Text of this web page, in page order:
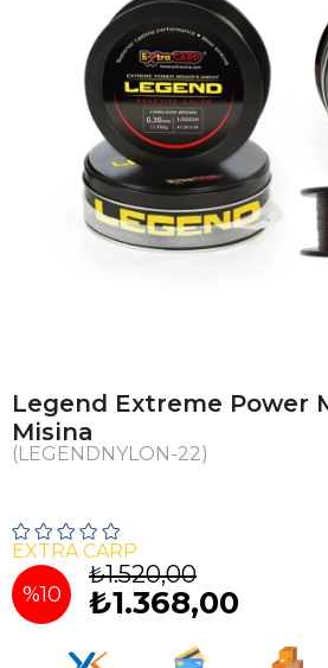
Legend Extreme Power
Misina
(LEGENDNYLON-22)
EXTRA CARP
%10
İndirim
₺1.520,00
₺1.368,00